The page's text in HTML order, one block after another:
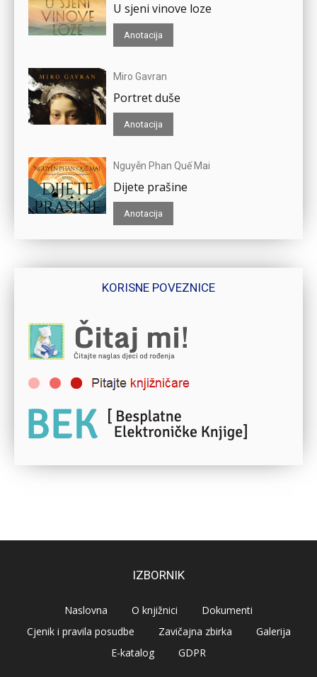
U sjeni vinove loze
Anotacija
Miro Gavran
Portret duše
Anotacija
Nguyễn Phan Quế Mai
Dijete prašine
Anotacija
KORISNE POVEZNICE
IZBORNIK
Naslovna O knjižnici
Dokumenti
Cjenik i pravila posudbe
Zavičajna zbirka
Galerija
E-katalog
GDPR